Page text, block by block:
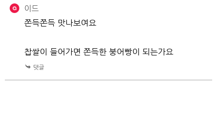
이드
쫀득쫀득 맛나보여요
찹쌀이 들어가면 쫀득한 붕어빵이 되는가요